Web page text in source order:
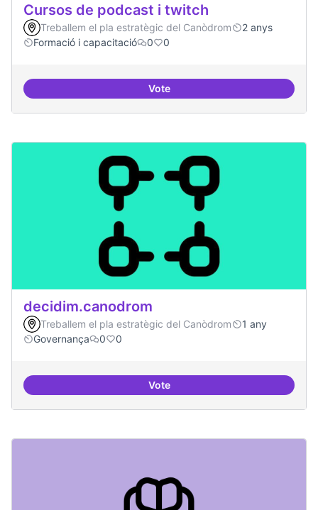
Cursos de podcast i twitch
Treballem el pla estratègic del Canòdrom
2 anys
Formació i capacitació
0 0
VoteCursos de podcast i twitch
decidim.canodrom
Treballem el pla estratègic del Canòdrom
1 any
Governança
0 0
Votedecidim.canodrom